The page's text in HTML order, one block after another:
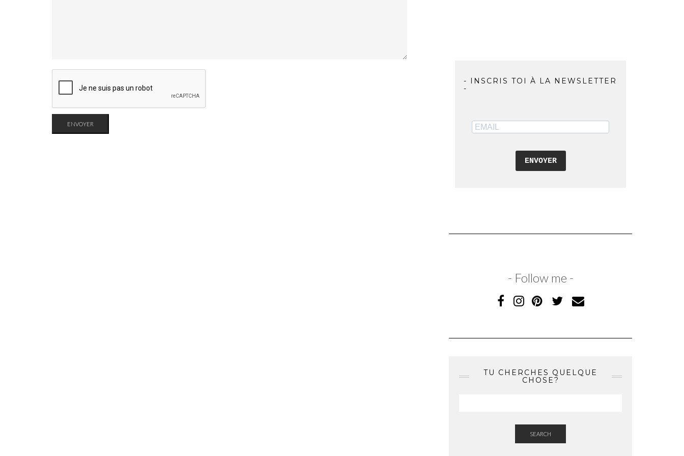
- INSCRIS TOI À LA NEWSLETTER
-
ENVOYER
- Follow me -
TU CHERCHES QUELQUE
CHOSE?
SEARCH